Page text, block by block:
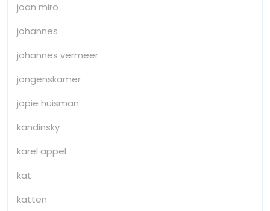
joan miro
johannes
johannes vermeer
jongenskamer
jopie huisman
kandinsky
karel appel
kat
katten